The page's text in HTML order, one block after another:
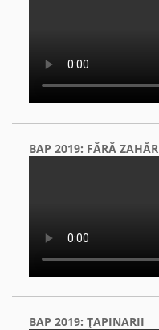
BAP 2019: FĂRĂ ZAHĂR
BAP 2019: ŢAPINARII